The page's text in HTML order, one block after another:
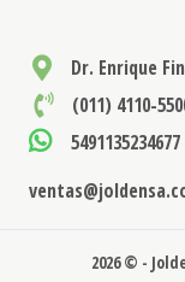
Dr. Enrique
(011) 4110-
5491135234677
2026 © -